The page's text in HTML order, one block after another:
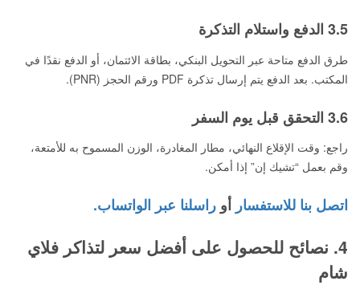
3.5 الدفع واستلام التذكرة
طرق الدفع متاحة عبر التحويل البنكي، بطاقة الائتمان، أو الدفع نقدًا في
المكتب. بعد الدفع يتم إرسال تذكرة PDF ورقم الحجز (PNR).
3.6 التحقق قبل يوم السفر
راجع: وقت الإقلاع النهائي، مطار المغادرة، الوزن المسموح به للأمتعة،
وقم بعمل “تشيك إن” إذا أمكن.
اتصل بنا للاستفسار أو راسلنا عبر الواتساب.
4. نصائح للحصول على أفضل سعر لتذاكر فلاي
شام